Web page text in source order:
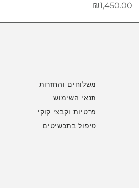
מחיר
₪1,450.00
משלוחים והחזרות
תנאי השימוש
פרטיות וקבצי קוקי
טיפול בתכשיטים